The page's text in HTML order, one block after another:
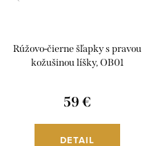
Rúžovo-čierne šľapky s pravou
kožušinou líšky, OB01
59 €
DETAIL